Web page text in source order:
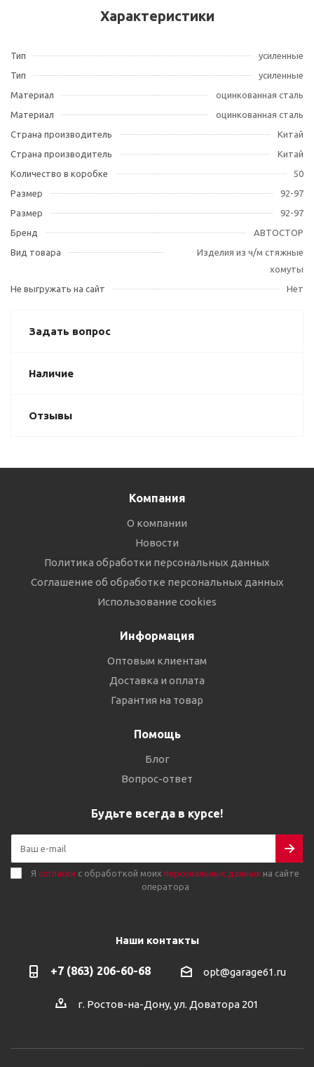
Характеристики
Тип
усиленные
Тип
усиленные
Материал
оцинкованная сталь
Материал
оцинкованная сталь
Страна производитель
Китай
Страна производитель
Китай
Количество в коробке
50
Размер
92-97
Размер
92-97
Бренд
АВТОСТОР
Вид товара
Изделия из ч/м стяжные
хомуты
Не выгружать на сайт
Нет
Задать вопрос
Наличие
Отзывы
Компания
О компании
Новости
Политика обработки персональных данных
Соглашение об обработке персональных данных
Использование cookies
Информация
Оптовым клиентам
Доставка и оплата
Гарантия на товар
Помощь
Блог
Вопрос-ответ
Будьте всегда в курсе!
Я согласен с обработкой моих персональных данных на сайте
оператора
Наши контакты
+7 (863) 206-60-68 opt@garage61.ru
г. Ростов-на-Дону, ул. Доватора 201